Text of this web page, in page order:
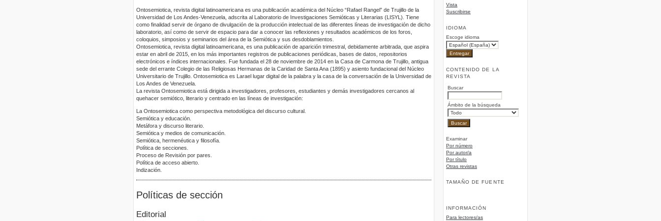
Vista
Suscribirse
IDIOMA
Escoge idioma
CONTENIDO DE LA
REVISTA
Buscar
Ámbito de la búsqueda
Examinar
Por número
Por autor/a
Por título
Otras revistas
TAMAÑO DE FUENTE
INFORMACIÓN
Para lectores/as
Ontosemiotica, revista digital latinoamericana es una publicación académica del Núcleo “Rafael Rangel” de Trujillo de la
Universidad de Los Andes-Venezuela, adscrita al Laboratorio de Investigaciones Semióticas y Literarias (LISYL). Tiene
como finalidad servir de órgano de divulgación de la producción intelectual de las diferentes líneas de investigación de dicho
laboratorio, así como de servir de espacio para dar a conocer las reflexiones y resultados académicos de los foros,
coloquios, simposios y seminarios del área de la Semiótica y sus desdoblamientos.
Ontosemiotica, revista digital latinoamericana, es una publicación de aparición trimestral, debidamente arbitrada, que aspira
estar en abril de 2015, en los más importantes registros de publicaciones periódicas, bases de datos, repositorios
electrónicos e índices internacionales. Fue fundada el 28 de noviembre de 2014 en la Casa de Carmona de Trujillo, antigua
sede del errante Colegio de las Religiosas Hermanas de la Caridad de Santa Ana (1895) y asiento fundacional del Núcleo
Universitario de Trujillo. Ontosemiotica es Larael lugar digital de la palabra y la casa de la conversación de la Universidad de
Los Andes de Venezuela.
La revista Ontosemiotica está dirigida a investigadores, profesores, estudiantes y demás investigadores cercanos al
quehacer semiótico, literario y centrado en las líneas de investigación:
La Ontosemiotica como perspectiva metodológica del discurso cultural.
Semiótica y educación.
Metáfora y discurso literario.
Semiótica y medios de comunicación.
Semiótica, hermenéutica y filosofía.
Política de secciones.
Proceso de Revisión por pares.
Política de acceso abierto.
Indización.
Políticas de sección
Editorial